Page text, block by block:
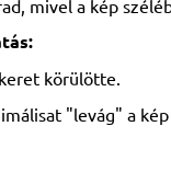
mivel a kép
körülötte.
"levág" a